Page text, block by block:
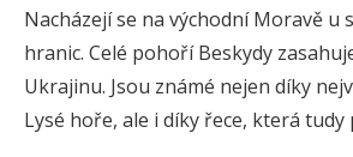
Nacházejí se na východní Moravě u
hranic. Celé pohoří Beskydy
Ukrajinu. Jsou známé nejen díky
Lysé hoře, ale i díky řece, která tudy